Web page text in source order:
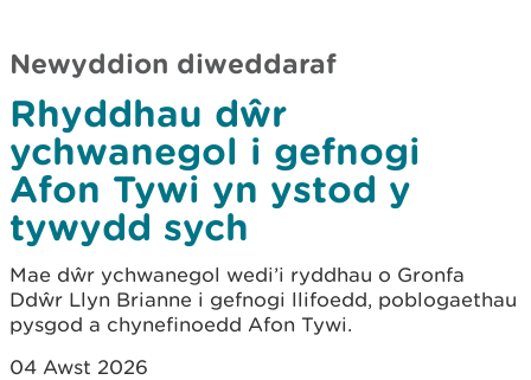
Newyddion diweddaraf
Rhyddhau dŵr
ychwanegol i gefnogi
Afon Tywi yn ystod y
tywydd sych
Mae dŵr ychwanegol wedi’i ryddhau o Gronfa
Ddŵr Llyn Brianne i gefnogi llifoedd, poblogaethau
pysgod a chynefinoedd Afon Tywi.
04 Awst 2026